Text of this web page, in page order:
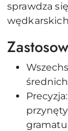
sprawdza